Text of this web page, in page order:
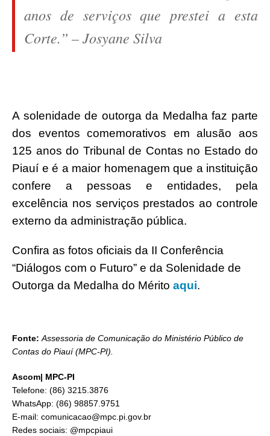
anos de serviços que prestei a esta
Corte.” – Josyane Silva
A solenidade de outorga da Medalha faz parte
dos eventos comemorativos em alusão aos
125 anos do Tribunal de Contas no Estado do
Piauí e é a maior homenagem que a instituição
confere a pessoas e entidades, pela
excelência nos serviços prestados ao controle
externo da administração pública.
Confira as fotos oficiais da II Conferência
“Diálogos com o Futuro” e da Solenidade de
Outorga da Medalha do Mérito aqui.
Fonte: Assessoria de Comunicação do Ministério Público de
Contas do Piauí (MPC-PI).
Ascom| MPC-PI
Telefone: (86) 3215.3876
WhatsApp: (86) 98857.9751
E-mail: comunicacao@mpc.pi.gov.br
Redes sociais: @mpcpiaui